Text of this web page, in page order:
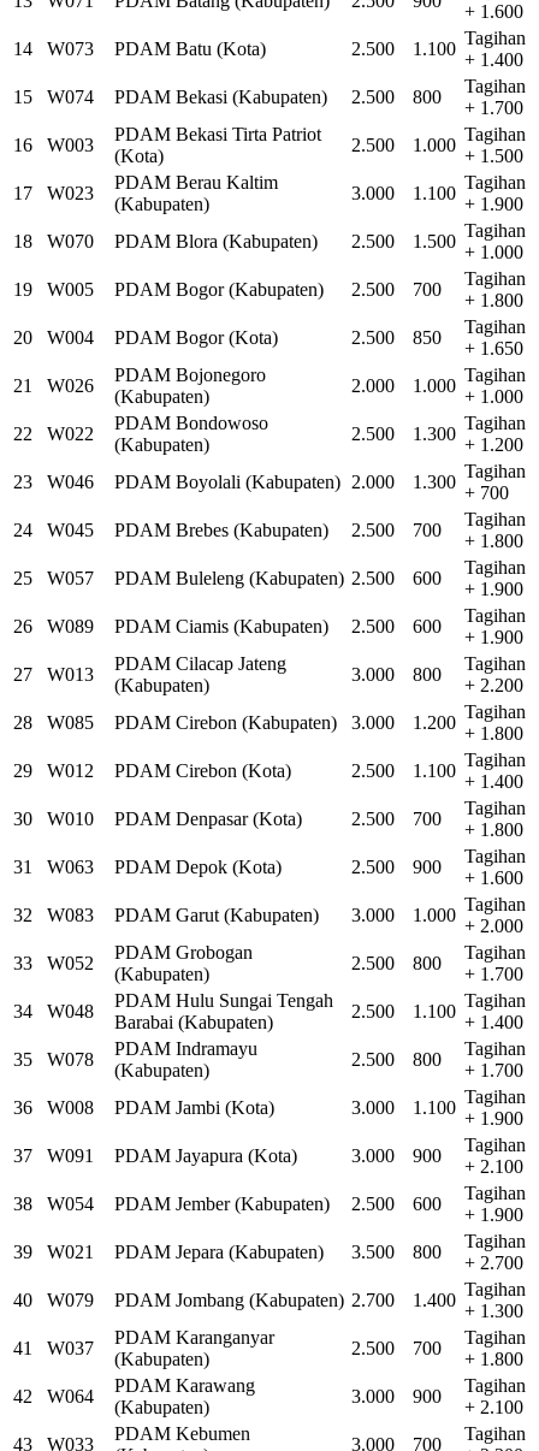
+ 1.600
14
W073 PDAM Batu (Kota) 2.500 1.100
Tagihan
+ 1.400
15
W074 PDAM Bekasi (Kabupaten) 2.500 800
Tagihan
+ 1.700
16
W003
PDAM Bekasi Tirta Patriot
(Kota)
2.500 1.000
Tagihan
+ 1.500
17
W023
PDAM Berau Kaltim
(Kabupaten)
3.000 1.100
Tagihan
+ 1.900
18
W070 PDAM Blora (Kabupaten) 2.500 1.500
Tagihan
+ 1.000
19
W005 PDAM Bogor (Kabupaten) 2.500 700
Tagihan
+ 1.800
20
W004 PDAM Bogor (Kota) 2.500 850
Tagihan
+ 1.650
21
W026
PDAM Bojonegoro
(Kabupaten)
2.000 1.000
Tagihan
+ 1.000
22
W022
PDAM Bondowoso
(Kabupaten)
2.500 1.300
Tagihan
+ 1.200
23
W046 PDAM Boyolali (Kabupaten) 2.000 1.300
Tagihan
+ 700
24
W045 PDAM Brebes (Kabupaten) 2.500 700
Tagihan
+ 1.800
25
W057 PDAM Buleleng (Kabupaten) 2.500 600
Tagihan
+ 1.900
26
W089 PDAM Ciamis (Kabupaten) 2.500 600
Tagihan
+ 1.900
27
W013
PDAM Cilacap Jateng
(Kabupaten)
3.000 800
Tagihan
+ 2.200
28
W085 PDAM Cirebon (Kabupaten) 3.000 1.200
Tagihan
+ 1.800
29
W012 PDAM Cirebon (Kota) 2.500 1.100
Tagihan
+ 1.400
30
W010 PDAM Denpasar (Kota) 2.500 700
Tagihan
+ 1.800
31
W063 PDAM Depok (Kota) 2.500 900
Tagihan
+ 1.600
32
W083 PDAM Garut (Kabupaten) 3.000 1.000
Tagihan
+ 2.000
33
W052
PDAM Grobogan
(Kabupaten)
2.500 800
Tagihan
+ 1.700
34
W048
PDAM Hulu Sungai Tengah
Barabai (Kabupaten)
2.500 1.100
Tagihan
+ 1.400
35
W078
PDAM Indramayu
(Kabupaten)
2.500 800
Tagihan
+ 1.700
36
W008 PDAM Jambi (Kota) 3.000 1.100
Tagihan
+ 1.900
37
W091 PDAM Jayapura (Kota) 3.000 900
Tagihan
+ 2.100
38
W054 PDAM Jember (Kabupaten) 2.500 600
Tagihan
+ 1.900
39
W021 PDAM Jepara (Kabupaten) 3.500 800
Tagihan
+ 2.700
40
W079 PDAM Jombang (Kabupaten) 2.700 1.400
Tagihan
+ 1.300
41
W037
PDAM Karanganyar
(Kabupaten)
2.500 700
Tagihan
+ 1.800
42
W064
PDAM Karawang
(Kabupaten)
3.000 900
Tagihan
+ 2.100
43
W033
PDAM Kebumen
3.000 700
Tagihan